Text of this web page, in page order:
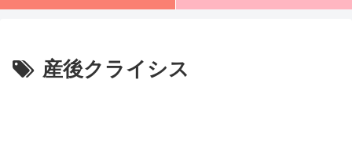
産後クライシス